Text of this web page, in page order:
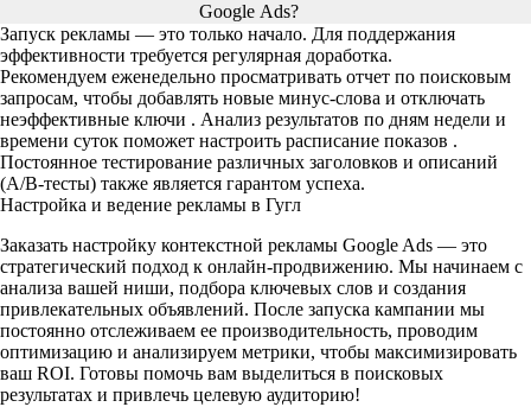
Google Ads?
Запуск рекламы — это только начало. Для поддержания
эффективности требуется регулярная доработка.
Рекомендуем еженедельно просматривать отчет по поисковым
запросам, чтобы добавлять новые минус-слова и отключать
неэффективные ключи . Анализ результатов по дням недели и
времени суток поможет настроить расписание показов .
Постоянное тестирование различных заголовков и описаний
(A/B-тесты) также является гарантом успеха.
Настройка и ведение рекламы в Гугл
Заказать настройку контекстной рекламы Google Ads — это
стратегический подход к онлайн-продвижению. Мы начинаем с
анализа вашей ниши, подбора ключевых слов и создания
привлекательных объявлений. После запуска кампании мы
постоянно отслеживаем ее производительность, проводим
оптимизацию и анализируем метрики, чтобы максимизировать
ваш ROI. Готовы помочь вам выделиться в поисковых
результатах и привлечь целевую аудиторию!